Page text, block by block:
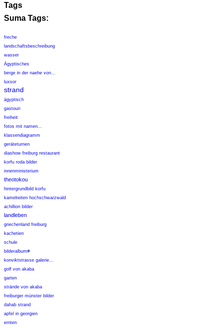
Tags
Suma Tags:
freche
landschaftsbeschreibung
wasser
Ägyptisches
berge in der naehe von...
luxsor
strand
ägyptisch
gastouri
freiheit
fotos mit namen...
klassendiagramm
geräteturnen
diashow freiburg restaurant
korfu roda bilder
innenministerium
theotokou
hintergrundbild korfu
kamelreiten hochschwarzwald
achillion bilder
landleben
griechenland freiburg
kachetien
schule
bilderalbum#
konviktstrasse galerie...
golf von akaba
garten
strände von akaba
freiburger münster bilder
dahab strand
apfel in georgien
ernten